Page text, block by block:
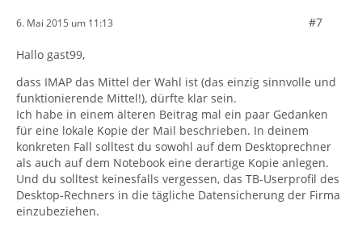
6. Mai 2015 um 11:13 #7
Hallo gast99,
dass IMAP das Mittel der Wahl ist (das einzig sinnvolle und
funktionierende Mittel!), dürfte klar sein.
Ich habe in einem älteren Beitrag mal ein paar Gedanken
für eine lokale Kopie der Mail beschrieben. In deinem
konkreten Fall solltest du sowohl auf dem Desktoprechner
als auch auf dem Notebook eine derartige Kopie anlegen.
Und du solltest keinesfalls vergessen, das TB-Userprofil des
Desktop-Rechners in die tägliche Datensicherung der Firma
einzubeziehen.